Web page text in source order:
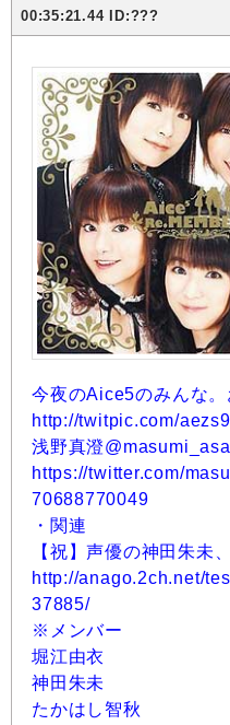
00:35:21.44 ID:???
今夜のAice5のみんな。
http://twitpic.com/
浅野真澄
https://twitter.com/
70688770049
・関連
【祝】声優の神田朱未
http://anago.2ch.net/
37885/
※メンバー
堀江由衣
神田朱未
たかはし智秋